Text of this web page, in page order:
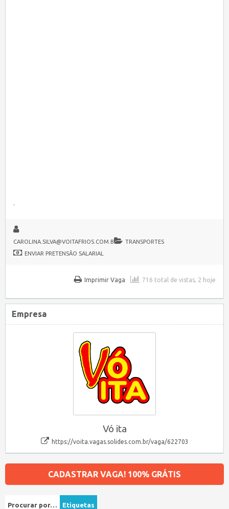
.
CAROLINA.SILVA@VOITAFRIOS.COM.BR
TRANSPORTES
ENVIAR PRETENSÃO SALARIAL
716 total de vistas, 2 hoje
Imprimir Vaga
Empresa
Vó ita
https://voita.vagas.solides.com.br/vaga/622703
CADASTRAR VAGA! 100% GRÁTIS
Procurar por… Etiquetas